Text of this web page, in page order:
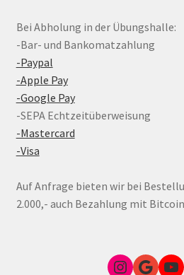
Bei Abholung in der Übungshalle:
-Bar- und Bankomatzahlung
-Paypal
-Apple Pay
-Google Pay
-SEPA Echtzeitüberweisung
-Mastercard
-Visa
Auf Anfrage bieten wir bei
2.000,- auch Bezahlung mit
Instagram
Google Link zum FunShop Wien